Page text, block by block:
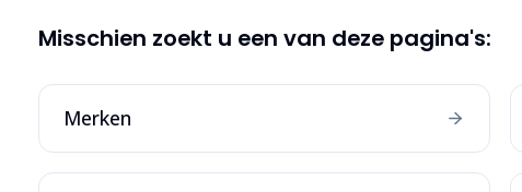
Misschien zoekt u een van deze pagina's:
Merken